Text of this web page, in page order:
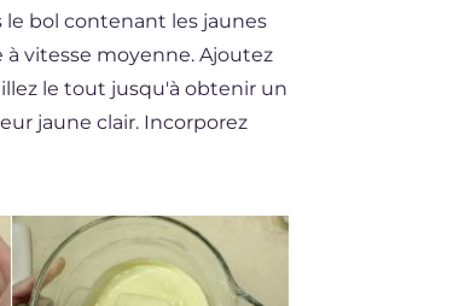
le bol contenant les jaunes
vitesse moyenne. Ajoutez
le tout jusqu'à obtenir un
jaune clair. Incorporez